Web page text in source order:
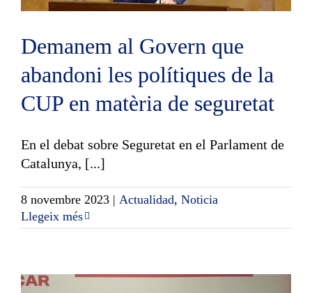
Demanem al Govern que
abandoni les polítiques de la
CUP en matèria de seguretat
En el debat sobre Seguretat en el Parlament de
Catalunya, [...]
8 novembre 2023 | Actualidad, Noticia
Llegeix més